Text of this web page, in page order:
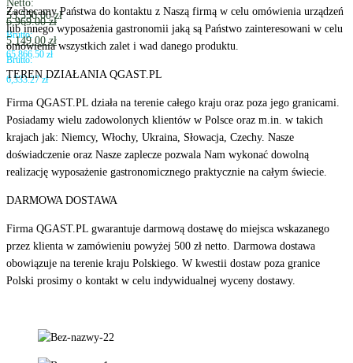
53,550.00zł
Brutto:
65,866.50 zł
Netto:
6,969.00zł
5,149.00zł
Brutto:
6,333.27zł
Zachęcamy Państwa do kontaktu z Naszą firmą w celu omówienia urządzeń
lub innego wyposażenia gastronomii jaką są Państwo zainteresowani w celu
omówienia wszystkich zalet i wad danego produktu.
TEREN DZIAŁANIA QGAST.PL
Firma QGAST.PL działa na terenie całego kraju oraz poza jego granicami.
Posiadamy wielu zadowolonych klientów w Polsce oraz m.in. w takich
krajach jak: Niemcy, Włochy, Ukraina, Słowacja, Czechy. Nasze
doświadczenie oraz Nasze zaplecze pozwala Nam wykonać dowolną
realizację wyposażenie gastronomicznego praktycznie na całym świecie.
DARMOWA DOSTAWA
Firma QGAST.PL gwarantuje darmową dostawę do miejsca wskazanego
przez klienta w zamówieniu powyżej 500 zł netto. Darmowa dostawa
obowiązuje na terenie kraju Polskiego. W kwestii dostaw poza granice
Polski prosimy o kontakt w celu indywidualnej wyceny dostawy.